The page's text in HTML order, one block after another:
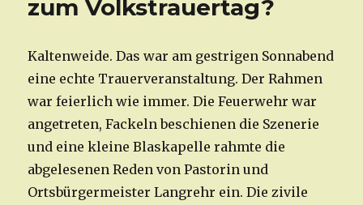
zum Volkstrauertag?
Kaltenweide. Das war am gestrigen Sonnabend
eine echte Trauerveranstaltung. Der Rahmen
war feierlich wie immer. Die Feuerwehr war
angetreten, Fackeln beschienen die Szenerie
und eine kleine Blaskapelle rahmte die
abgelesenen Reden von Pastorin und
Ortsbürgermeister Langrehr ein. Die zivile